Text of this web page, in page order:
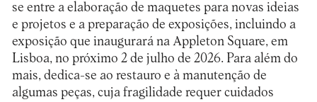
se entre a elaboração de maquetes para novas ideias
e projetos e a preparação de exposições, incluindo a
exposição que inaugurará na Appleton Square, em
Lisboa, no próximo 2 de julho de 2026. Para além do
mais, dedica-se ao restauro e à manutenção de
algumas peças, cuja fragilidade requer cuidados